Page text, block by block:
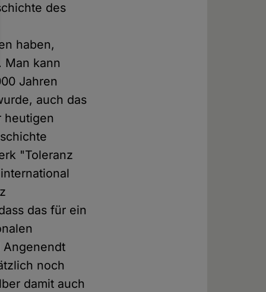
des
haben,
Man kann
Jahren
auch das
heutigen
"Toleranz
das für ein
Angenendt
noch
damit auch